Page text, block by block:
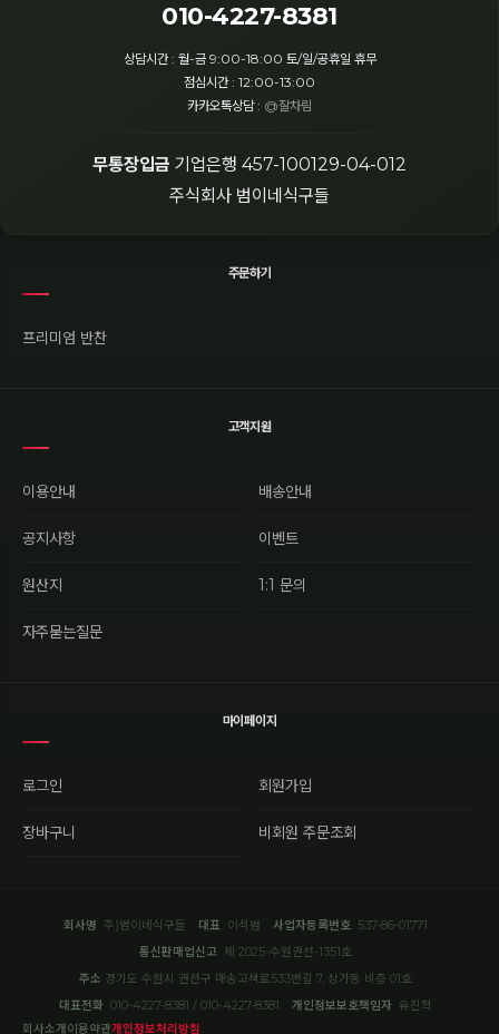
010-4227-8381
상담시간 : 월-금 9:00-18:00 토/일/공휴일 휴무
점심시간 : 12:00-13:00
카카오톡상담 : @잘차림
무통장입금 기업은행 457-100129-04-012
주식회사 범이네식구들
주문하기
프리미엄 반찬
고객지원
이용안내 배송안내
공지사항 이벤트
원산지 1:1 문의
자주묻는질문
마이페이지
로그인 회원가입
장바구니 비회원 주문조회
회사명 주)범이네식구들 대표 이석범 사업자등록번호 537-86-01771
통신판매업신고 제 2025-수원권선-1351호
주소 경기도 수원시 권선구 매송고색로533번길 7, 상가동 비층 01호
대표전화 010-4227-8381 / 010-4227-8381 개인정보보호책임자 유진혁
회사소개 이용약관개인정보처리방침